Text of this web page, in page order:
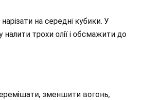
на середні кубики. У
налити трохи олії і обсмажити до
зменшити вогонь,